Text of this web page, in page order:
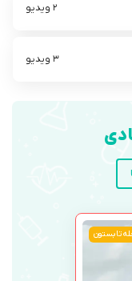
2 ویدیو
3 ویدیو
تابستون